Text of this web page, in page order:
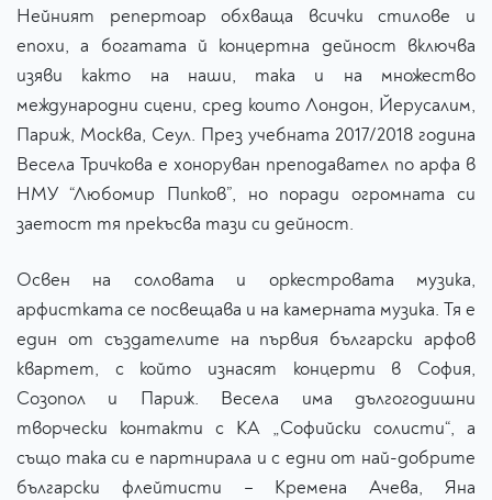
Нейният репертоар обхваща всички стилове и
епохи, а богатата й концертна дейност включва
изяви както на наши, така и на множество
международни сцени, сред които Лондон, Йерусалим,
Париж, Москва, Сеул. През учебната 2017/2018 година
Весела Тричкова е хоноруван преподавател по арфа в
НМУ “Любомир Пипков”, но поради огромната си
заетост тя прекъсва тази си дейност.
Освен на соловата и оркестровата музика,
арфистката се посвещава и на камерната музика. Тя е
един от създателите на първия български арфов
квартет, с който изнасят концерти в София,
Созопол и Париж. Весела има дългогодишни
творчески контакти с КА „Софийски солисти“, а
също така си е партнирала и с едни от най-добрите
български флейтисти – Кремена Ачева, Яна